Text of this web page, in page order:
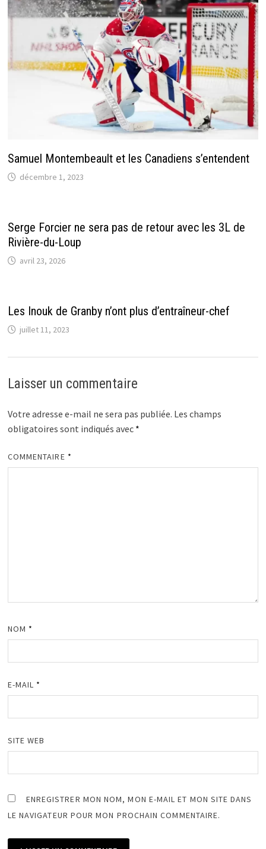
Samuel Montembeault et les Canadiens s’entendent
décembre 1, 2023
Serge Forcier ne sera pas de retour avec les 3L de
Rivière-du-Loup
avril 23, 2026
Les Inouk de Granby n’ont plus d’entraîneur-chef
juillet 11, 2023
Laisser un commentaire
Votre adresse e-mail ne sera pas publiée. Les champs
obligatoires sont indiqués avec *
COMMENTAIRE *
NOM *
E-MAIL *
SITE WEB
ENREGISTRER MON NOM, MON E-MAIL ET MON SITE DANS
LE NAVIGATEUR POUR MON PROCHAIN COMMENTAIRE.